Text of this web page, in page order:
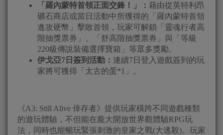
「羅內蒙特首領正面交鋒！」： 藉由從英特利昂
礦石商店或當日活動中所獲得的「羅內蒙特首領
進攻硬幣」擊敗首領，玩家可解鎖「靈魂行者高
階抽獎票券」、「舒高階抽獎票券」與「等級
220級傳說裝備選擇寶箱」等眾多獎勵。
伊戈亞7 日簽到活動： 連續7日登入遊戲簽到的玩
家將可獲得「太古的蛋*1」。
《A3: Still Alive 倖存者》提供玩家橫跨不同遊戲種類
的遊玩體驗，不但能在龐大開放世界觀體驗RPG玩
法，同時也能暢玩緊張刺激的皇家之戰(大逃殺)。玩家